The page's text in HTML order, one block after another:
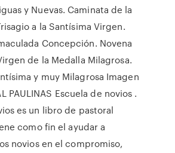
y Nuevas. Caminata de la
a la Santísima Virgen.
Concepción. Novena
de la Medalla Milagrosa.
y muy Milagrosa Imagen
PAULINAS Escuela de novios .
es un libro de pastoral
como fin el ayudar a
novios en el compromiso,